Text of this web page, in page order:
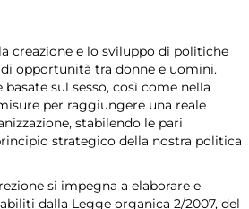
creazione e lo sviluppo di politiche
opportunità tra donne e uomini.
sul sesso, così come nella
per raggiungere una reale
stabilendo le pari
strategico della nostra politica
si impegna a elaborare e
dalla Legge organica 2/2007, del